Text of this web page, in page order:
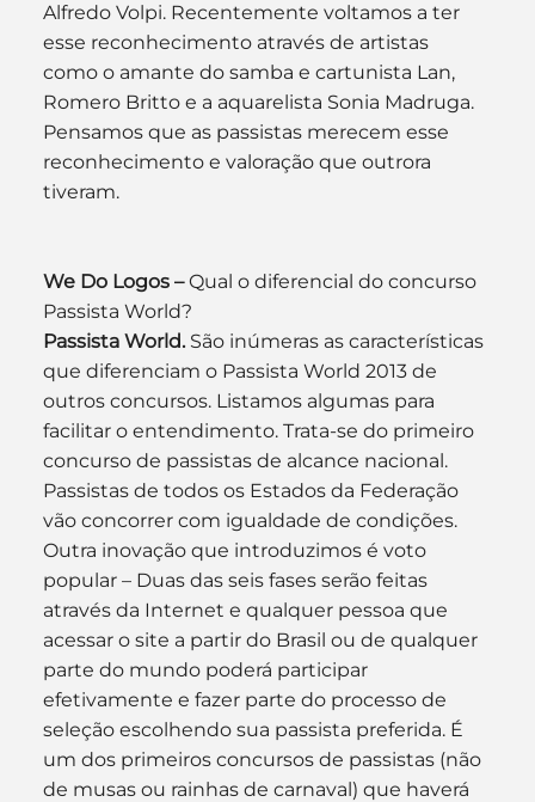
Alfredo Volpi. Recentemente voltamos a ter
esse reconhecimento através de artistas
como o amante do samba e cartunista Lan,
Romero Britto e a aquarelista Sonia Madruga.
Pensamos que as passistas merecem esse
reconhecimento e valoração que outrora
tiveram.
We Do Logos – Qual o diferencial do concurso
Passista World?
Passista World. São inúmeras as características
que diferenciam o Passista World 2013 de
outros concursos. Listamos algumas para
facilitar o entendimento. Trata-se do primeiro
concurso de passistas de alcance nacional.
Passistas de todos os Estados da Federação
vão concorrer com igualdade de condições.
Outra inovação que introduzimos é voto
popular – Duas das seis fases serão feitas
através da Internet e qualquer pessoa que
acessar o site a partir do Brasil ou de qualquer
parte do mundo poderá participar
efetivamente e fazer parte do processo de
seleção escolhendo sua passista preferida. É
um dos primeiros concursos de passistas (não
de musas ou rainhas de carnaval) que haverá